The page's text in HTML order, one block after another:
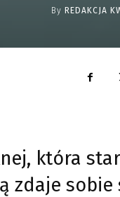
By REDAKCJA
która
sobie